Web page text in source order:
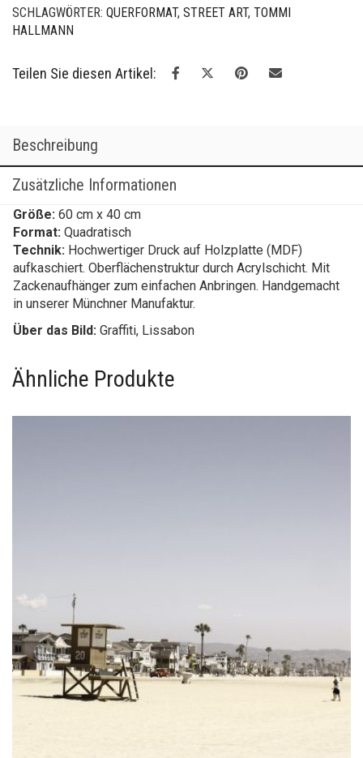
SCHLAGWÖRTER: QUERFORMAT, STREET ART, TOMMI
HALLMANN
Teilen Sie diesen Artikel:
Beschreibung
Zusätzliche Informationen
Größe: 60 cm x 40 cm
Format: Quadratisch
Technik: Hochwertiger Druck auf Holzplatte (MDF)
aufkaschiert. Oberflächenstruktur durch Acrylschicht. Mit
Zackenaufhänger zum einfachen Anbringen. Handgemacht
in unserer Münchner Manufaktur.
Über das Bild: Graffiti, Lissabon
Ähnliche Produkte